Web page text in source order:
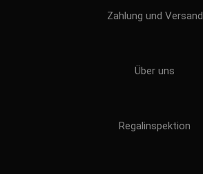
Zahlung und Versand
Über uns
Regalinspektion